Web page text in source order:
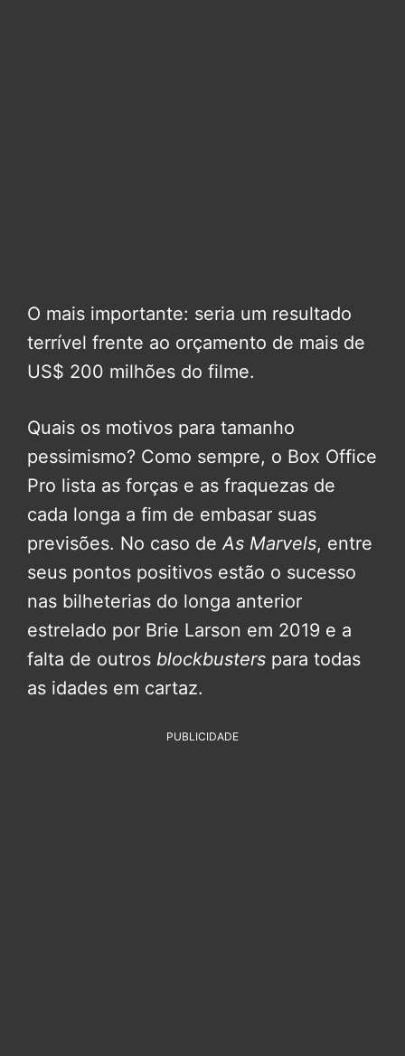
O mais importante: seria um resultado
terrível frente ao orçamento de mais de
US$ 200 milhões do filme.
Quais os motivos para tamanho
pessimismo? Como sempre, o Box Office
Pro lista as forças e as fraquezas de
cada longa a fim de embasar suas
previsões. No caso deAs Marvels, entre
seus pontos positivos estão o sucesso
nas bilheterias do longa anterior
estrelado por Brie Larson em 2019 e a
falta de outros blockbusters para todas
as idades em cartaz.
PUBLICIDADE